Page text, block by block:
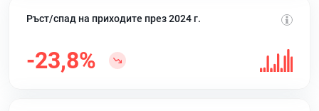
Ръст/спад на приходите през 2024 г.
-23,8%